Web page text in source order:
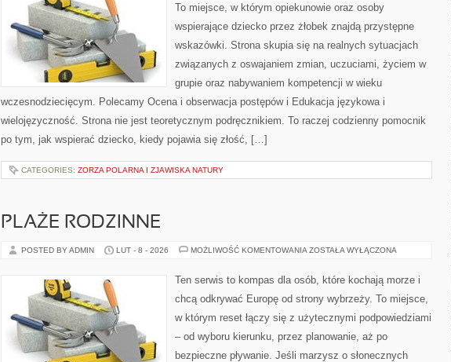
To miejsce, w którym opiekunowie oraz osoby
wspierające dziecko przez żłobek znajdą przystępne
wskazówki. Strona skupia się na realnych sytuacjach
związanych z oswajaniem zmian, uczuciami, życiem w
grupie oraz nabywaniem kompetencji w wieku
wczesnodziecięcym. Polecamy Ocena i obserwacja postępów i Edukacja językowa i
wielojęzyczność. Strona nie jest teoretycznym podręcznikiem. To raczej codzienny pomocnik
po tym, jak wspierać dziecko, kiedy pojawia się złość, […]
CATEGORIES: ZORZA POLARNA I ZJAWISKA NATURY
PLAŻE RODZINNE
POSTED BY ADMIN LUT - 8 - 2026 MOŻLIWOŚĆ KOMENTOWANIA PLAŻE
ZOSTAŁA WYŁĄCZONA
Ten serwis to kompas dla osób, które kochają morze i
chcą odkrywać Europę od strony wybrzeży. To miejsce,
w którym reset łączy się z użytecznymi podpowiedziami
– od wyboru kierunku, przez planowanie, aż po
bezpieczne pływanie. Jeśli marzysz o słonecznych